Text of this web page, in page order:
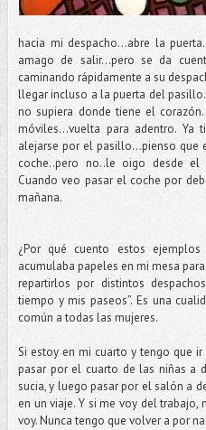
hacia mi despacho…abre la
amago de salir…pero se da
caminando rápidamente a su
llegar incluso a la puerta del
no supiera donde tiene el
móviles…vuelta para adentro.
alejarse por el pasillo…pienso que
coche..pero no..le oigo desde
Cuando veo pasar el coche por
mañana.
¿Por qué cuento estos
acumulaba papeles en mi mesa
repartirlos por distintos
tiempo y mis paseos”. Es una
común a todas las mujeres.
Si estoy en mi cuarto y tengo que
pasar por el cuarto de las niñas a
sucia, y luego pasar por el salón a
en un viaje. Y si me voy del
voy. Nunca tengo que volver a por